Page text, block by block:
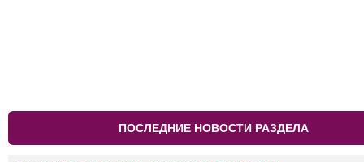
ПОСЛЕДНИЕ НОВОСТИ РАЗДЕЛА